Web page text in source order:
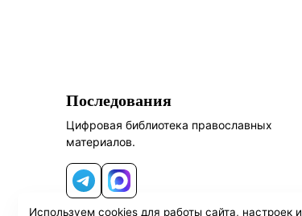
Последования
Цифровая библиотека православных
материалов.
Telegram
MAX
Используем cookies для работы сайта, настроек и